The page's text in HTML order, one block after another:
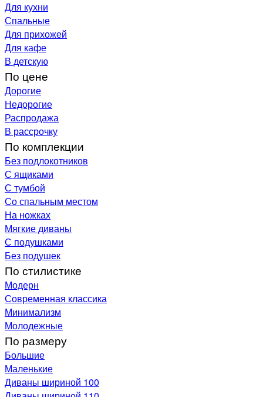
Для кухни
Спальные
Для прихожей
Для кафе
В детскую
По цене
Дорогие
Недорогие
Распродажа
В рассрочку
По комплекции
Без подлокотников
С ящиками
С тумбой
Со спальным местом
На ножках
Мягкие диваны
С подушками
Без подушек
По стилистике
Модерн
Современная классика
Минимализм
Молодежные
По размеру
Большие
Маленькие
Диваны шириной 100